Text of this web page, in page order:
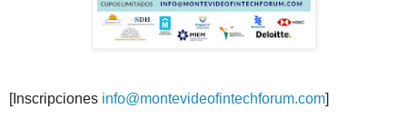
[Inscripciones info@montevideofintechforum.com]